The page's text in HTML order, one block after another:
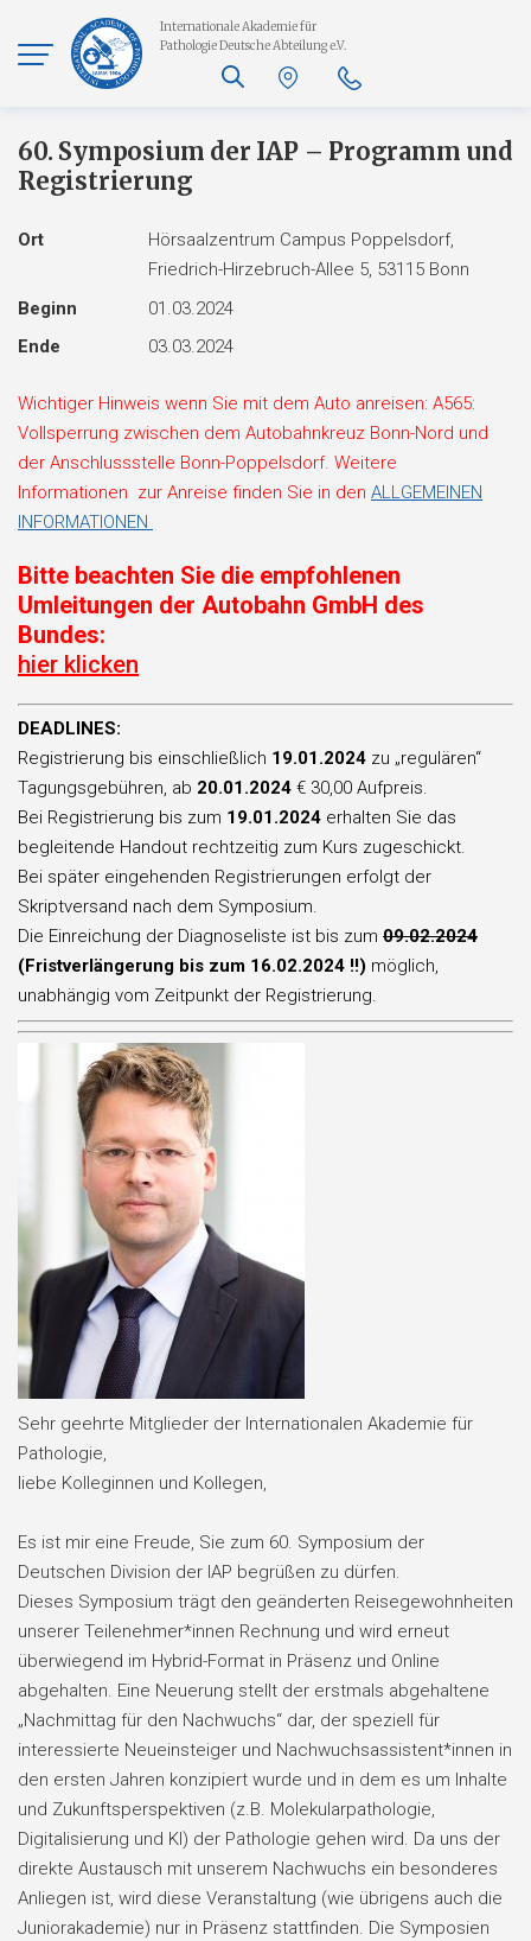
Internationale Akademie für
PathologieDeutsche Abteilung e.V.
60. Symposium der IAP – Programm und
Registrierung
Ort
Hörsaalzentrum Campus Poppelsdorf,
Friedrich-Hirzebruch-Allee 5, 53115 Bonn
Beginn
01.03.2024
Ende
03.03.2024
Wichtiger Hinweis wenn Sie mit dem Auto anreisen: A565:
Vollsperrung zwischen dem Autobahnkreuz Bonn-Nord und
der Anschlussstelle Bonn-Poppelsdorf. Weitere
Informationen zur Anreise finden Sie in den ALLGEMEINEN
INFORMATIONEN
Bitte beachten Sie die empfohlenen
Umleitungen der Autobahn GmbH des
Bundes:
hier klicken
DEADLINES:
Registrierung bis einschließlich 19.01.2024 zu „regulären“
Tagungsgebühren, ab 20.01.2024 € 30,00 Aufpreis.
Bei Registrierung bis zum 19.01.2024 erhalten Sie das
begleitende Handout rechtzeitig zum Kurs zugeschickt.
Bei später eingehenden Registrierungen erfolgt der
Skriptversand nach dem Symposium.
Die Einreichung der Diagnoseliste ist bis zum 09.02.2024
(Fristverlängerung bis zum 16.02.2024 !!) möglich,
unabhängig vom Zeitpunkt der Registrierung.
Sehr geehrte Mitglieder der Internationalen Akademie für
Pathologie,
liebe Kolleginnen und Kollegen,
Es ist mir eine Freude, Sie zum 60. Symposium der
Deutschen Division der IAP begrüßen zu dürfen.
Dieses Symposium trägt den geänderten Reisegewohnheiten
unserer Teilenehmer*innen Rechnung und wird erneut
überwiegend im Hybrid-Format in Präsenz und Online
abgehalten. Eine Neuerung stellt der erstmals abgehaltene
„Nachmittag für den Nachwuchs“ dar, der speziell für
interessierte Neueinsteiger und Nachwuchsassistent*innen in
den ersten Jahren konzipiert wurde und in dem es um Inhalte
und Zukunftsperspektiven (z.B. Molekularpathologie,
Digitalisierung und KI) der Pathologie gehen wird. Da uns der
direkte Austausch mit unserem Nachwuchs ein besonderes
Anliegen ist, wird diese Veranstaltung (wie übrigens auch die
Juniorakademie) nur in Präsenz stattfinden. Die Symposien